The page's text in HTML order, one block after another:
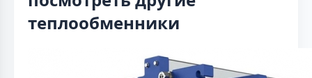
теплообменники